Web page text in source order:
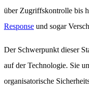
über Zugriffskontrolle bis
Response und sogar
Der Schwerpunkt dieser
auf der Technologie. Sie
organisatorische